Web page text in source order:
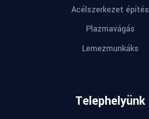
Acélszerkezet építés
Plazmavágás
Lemezmunkáks
Telephelyünk